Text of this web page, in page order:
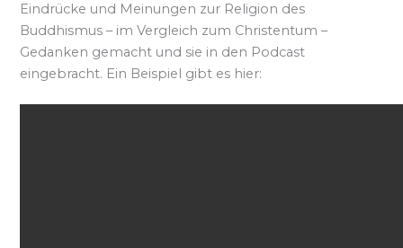
Eindrücke und Meinungen zur Religion des
Buddhismus – im Vergleich zum Christentum –
Gedanken gemacht und sie in den Podcast
eingebracht. Ein Beispiel gibt es hier: